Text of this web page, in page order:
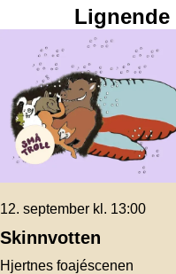
Lignende
12. september kl. 13:00
Skinnvotten
Hjertnes foajéscenen